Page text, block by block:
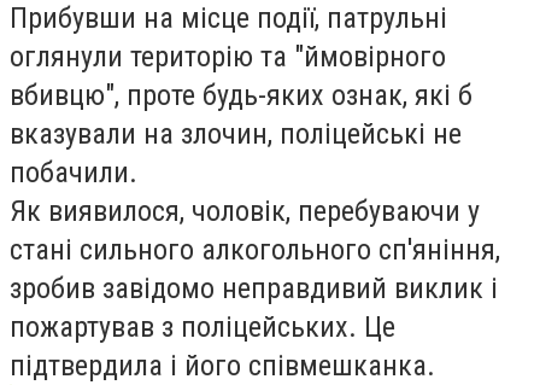
Прибувши на місце події, патрульні
оглянули територію та "ймовірного
вбивцю", проте будь-яких ознак, які б
вказували на злочин, поліцейські не
побачили.
Як виявилося, чоловік, перебуваючи у
стані сильного алкогольного сп'яніння,
зробив завідомо неправдивий виклик і
пожартував з поліцейських. Це
підтвердила і його співмешканка.